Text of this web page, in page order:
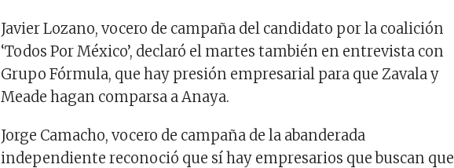
Javier Lozano, vocero de campaña del candidato por la coalición
‘Todos Por México’, declaró el martes también en entrevista con
Grupo Fórmula, que hay presión empresarial para que Zavala y
Meade hagan comparsa a Anaya.
Jorge Camacho, vocero de campaña de la abanderada
independiente reconoció que sí hay empresarios que buscan que